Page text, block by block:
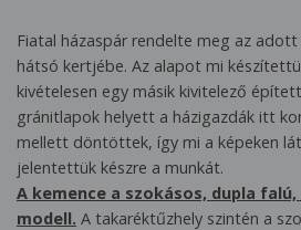
ETIKAI KÓDEX
Fiatal házaspár rendelte meg az
hátsó kertjébe. Az alapot mi
kivételesen egy másik kivitelező
gránitlapok helyett a házigazdák itt
mellett döntöttek, így mi a képeken
jelentettük készre a munkát.
A kemence a szokásos, dupla
modell. A takaréktűzhely szintén a